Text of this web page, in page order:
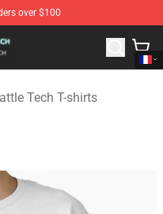
over $100
Tech Merchandise Store
Tech T-shirts